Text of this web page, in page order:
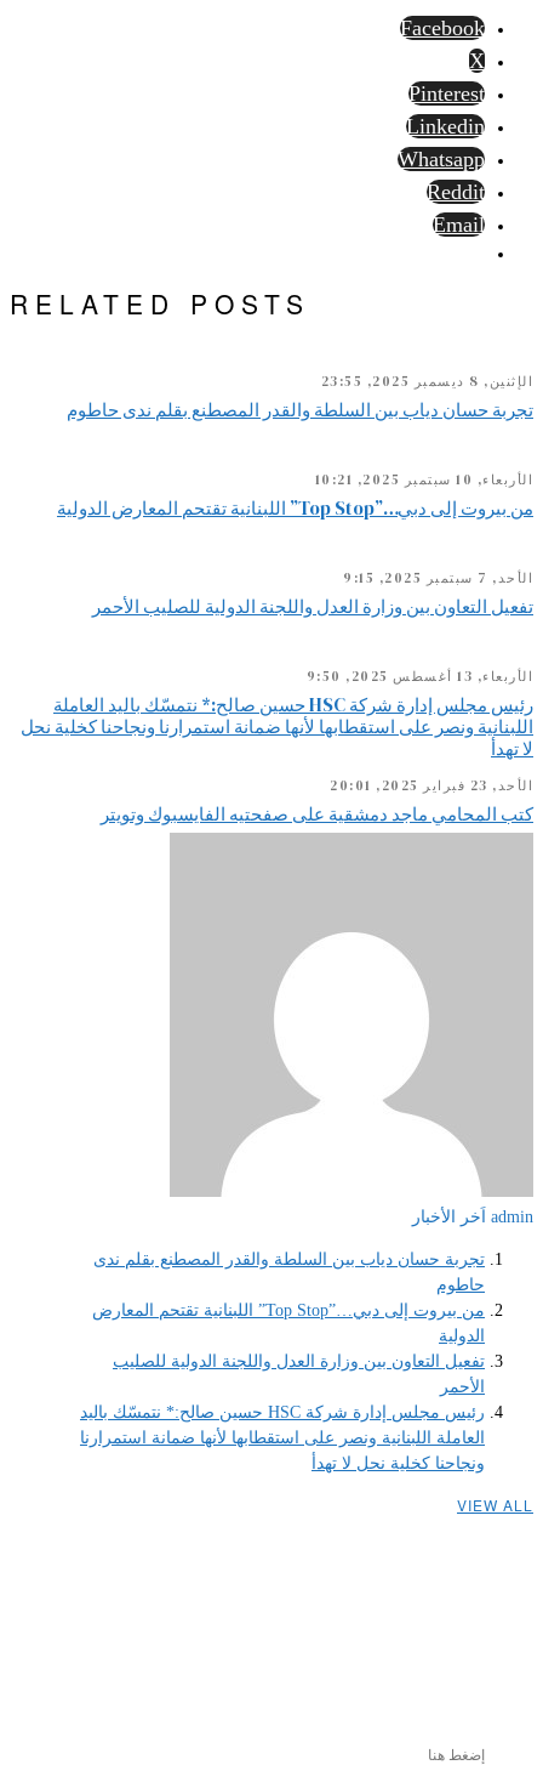
Facebook
X
Pinterest
Linkedin
Whatsapp
Reddit
Email
RELATED POSTS
الإثنين, 8 ديسمبر 2025, 23:55
تجربة حسان دياب بين السلطة والقدر المصطنع بقلم ندى حاطوم
الأربعاء, 10 سبتمبر 2025, 10:21
من بيروت إلى دبي…”Top Stop” اللبنانية تقتحم المعارض الدولية
الأحد, 7 سبتمبر 2025, 9:15
تفعيل التعاون بين وزارة العدل واللجنة الدولية للصليب الأحمر
الأربعاء, 13 أغسطس 2025, 9:50
رئيس مجلس إدارة شركة HSC حسين صالح:* نتمسّك باليد العاملة
اللبنانية ونصر على استقطابها لأنها ضمانة استمرارنا ونجاحنا كخلية نحل
لا تهدأ
الأحد, 23 فبراير 2025, 20:01
كتب المحامي ماجد دمشقية على صفحتيه الفايسبوك وتويتر
admin اَخر الأخبار
تجربة حسان دياب بين السلطة والقدر المصطنع بقلم ندى
حاطوم
من بيروت إلى دبي…”Top Stop” اللبنانية تقتحم المعارض
الدولية
تفعيل التعاون بين وزارة العدل واللجنة الدولية للصليب
الأحمر
رئيس مجلس إدارة شركة HSC حسين صالح:* نتمسّك باليد
العاملة اللبنانية ونصر على استقطابها لأنها ضمانة استمرارنا
ونجاحنا كخلية نحل لا تهدأ
VIEW ALL
إضغط هنا